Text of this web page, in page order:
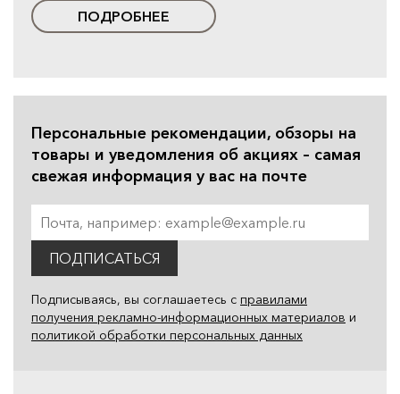
ПОДРОБНЕЕ
Персональные рекомендации, обзоры на
товары и уведомления об акциях – самая
свежая информация у вас на почте
ПОДПИСАТЬСЯ
Подписываясь, вы соглашаетесь с правилами
получения рекламно-информационных материалов и
политикой обработки персональных данных